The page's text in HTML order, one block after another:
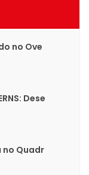
no Ove
Dese
no Quadr